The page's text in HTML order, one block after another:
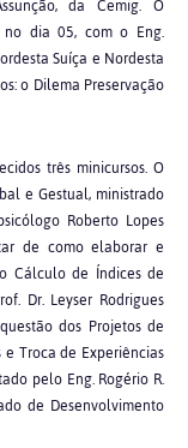
da Cemig. O
dia 05, com o Eng.
Suíça e Nordesta
o Dilema Preservação
três minicursos. O
e Gestual, ministrado
Roberto Lopes
de como elaborar e
Cálculo de Índices de
Dr. Leyser Rodrigues
dos Projetos de
Troca de Experiências
pelo Eng. Rogério R.
de Desenvolvimento